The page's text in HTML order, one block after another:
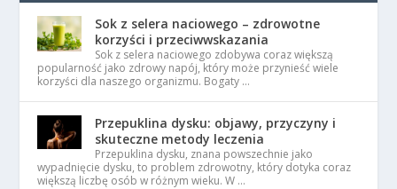
Sok z selera naciowego – zdrowotne
korzyści i przeciwwskazania
Sok z selera naciowego zdobywa coraz większą
popularność jako zdrowy napój, który może przynieść wiele
korzyści dla naszego organizmu. Bogaty …
Przepuklina dysku: objawy, przyczyny i
skuteczne metody leczenia
Przepuklina dysku, znana powszechnie jako
wypadnięcie dysku, to problem zdrowotny, który dotyka coraz
większą liczbę osób w różnym wieku. W …